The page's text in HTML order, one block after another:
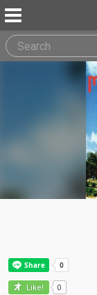
Like! 0